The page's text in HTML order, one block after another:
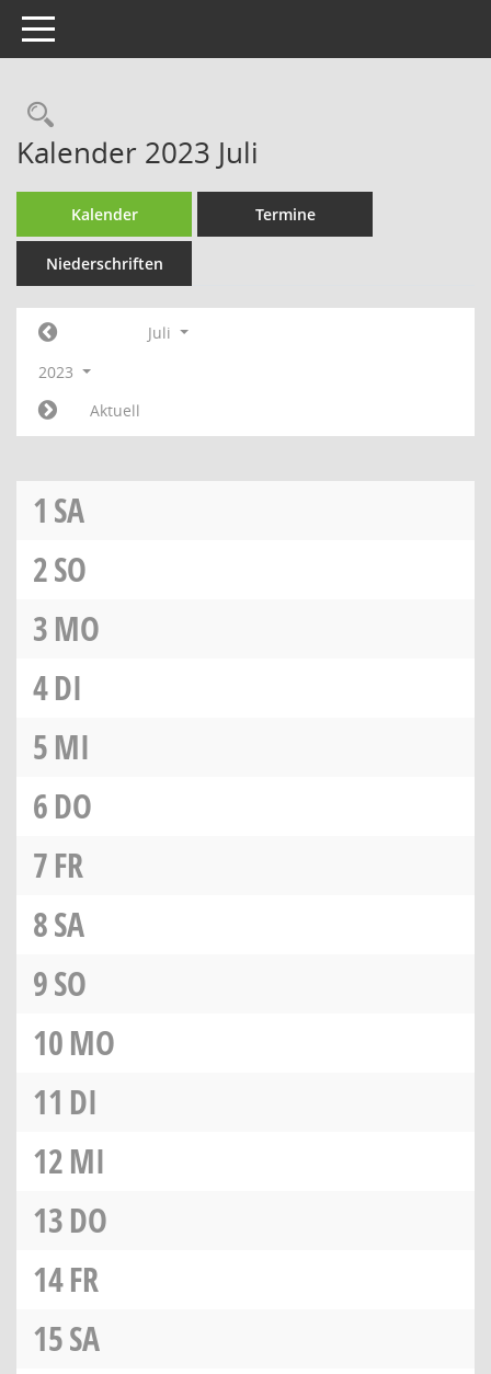
Toggle navigation
Rechercheauswahl
Kalender 2023 Juli
Kalender Termine
Niederschriften
Juli
2023
Aktuell
1 SA
2SO
3MO
4DI
5MI
6DO
7FR
8SA
9SO
10MO
11 DI
12MI
13DO
14FR
15SA